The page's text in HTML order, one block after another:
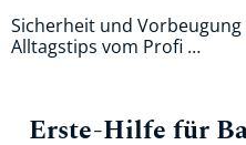
Sicherheit und
Alltagstips vom Profi …
Erste-Hilfe für